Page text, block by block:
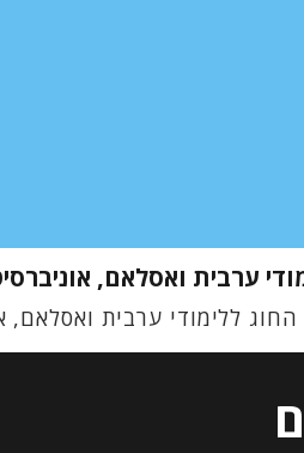
ערבית ואסלאם,
ללימודי ערבית ואסלאם,